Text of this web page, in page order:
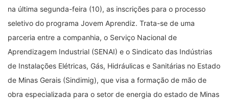
na última segunda-feira (10), as inscrições para o processo
seletivo do programa Jovem Aprendiz. Trata-se de uma
parceria entre a companhia, o Serviço Nacional de
Aprendizagem Industrial (SENAI) e o Sindicato das Indústrias
de Instalações Elétricas, Gás, Hidráulicas e Sanitárias no Estado
de Minas Gerais (Sindimig), que visa a formação de mão de
obra especializada para o setor de energia do estado de Minas